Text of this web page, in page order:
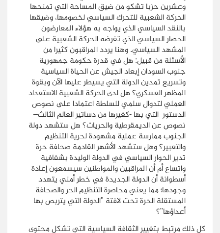
وعشرين حزبا تشكو من ضيق المساحة التي تمنحها
الحركة الشعبية للتحرك السياسي لخصومها، وضيقها
بالنقد السياسي الذي يواجه به هؤلاء المعارضون
الحصار السياسي الذي تفرضه الحركة الشعبية على
المشهد السياسي. وهنا يردد المراقبون كثيرا من
الأسئلة من قبيل: هل في قدرة حكومة جمهورية
جنوب السودان إبعاد الجيش عن الحياة السياسية
وتسريع تمدين الدولة التي يسيطر عليها الآن وبقوة
المظهر العسكري؟ هل لدى الحركة الشعبية الاستعداد
العملي لتدوال سلمي للسلطة اعتمادا على نصوص
الدستور التي بها -كغيرها من دساتير العالم الثالث–
نصوص عن الديمقرطية والحريات؟ هل ستشهد دولة
الجنوب ممارسة عملية مشهودة لحرية التنظيم
والتعبير؟ وهل ستشهد الأشهر القادمة صحافة حرة
تدير الحوار السياسي في الدولة الوليدة بشفافية
واتساع أم أن المراقبين والمواطنين سيسمعون إعادة
أسطوانة أن الدولة الجديدة في خطر أمني يتهدد
وجودها؛ مما يعني محاصرة التنظيم الحر والصحافة
المستقلة الحرة تحت لافتة "الدولة التي يتربص بها
أعداؤها"؟
كل ذلك مرتبط بتغيير الثقافة السياسية التي تشكل محتوى